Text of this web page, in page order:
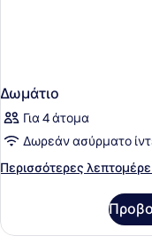
Δωμάτιο
Για 4 άτομα
Δωρεάν ασύρματο
Περισσότερες
Περισσότερες